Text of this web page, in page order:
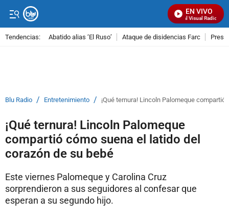
EN VIVO
Señal Visual Radio
Tendencias: Abatido alias ‘El Ruso’ Ataque de disidencias Farc
Blu Radio / Entretenimiento / ¡Qué ternura! Lincoln Palomeque
¡Qué ternura! Lincoln Palomeque
compartió cómo suena el latido del
corazón de su bebé
Este viernes Palomeque y Carolina Cruz
sorprendieron a sus seguidores al confesar que
esperan a su segundo hijo.